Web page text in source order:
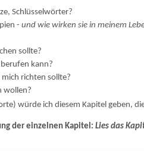
Schlüsselwörter?
-und wie wirken sie in meinem
sollte?
kann?
richten sollte?
wollen?
würde ich diesem Kapitel geben,
der einzelnen Kapitel:Lies das